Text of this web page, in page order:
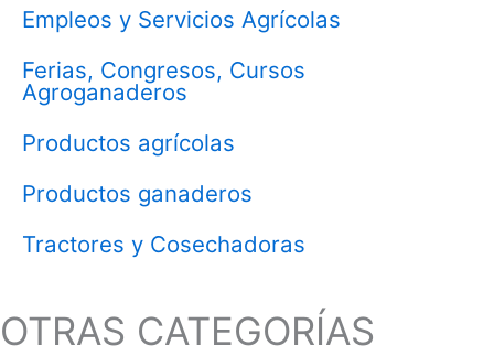
Empleos y Servicios Agrícolas
Ferias, Congresos, Cursos
Agroganaderos
Productos agrícolas
Productos ganaderos
Tractores y Cosechadoras
OTRAS CATEGORÍAS